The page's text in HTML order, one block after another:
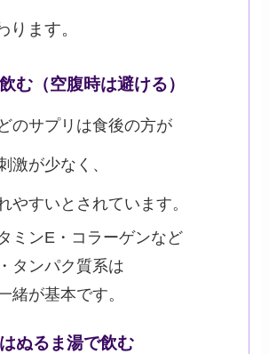
ります。
む（空腹時は避ける）
のサプリは食後の方が
激が少なく、
やすいとされています。
ミンE・コラーゲンなど
タンパク質系は
緒が基本です。
ぬるま湯で飲む